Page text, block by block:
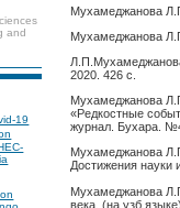
and
19
Мухамеджанова
Мухамеджанова
2020. 426 с.
Мухамеджанова
«Редкостные
журнал. Бухара.
Мухамеджанова
Достижения науки
Мухамеджанова
века. (на